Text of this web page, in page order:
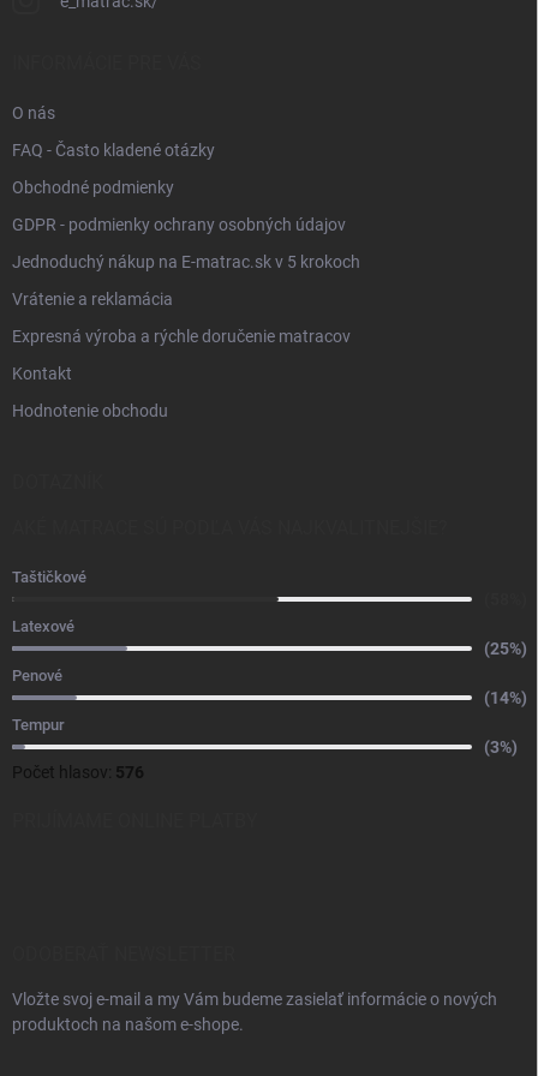
O nás
FAQ - Často kladené otázky
Obchodné podmienky
GDPR - podmienky ochrany osobných údajov
Jednoduchý nákup na E-matrac.sk v 5 krokoch
Vrátenie a reklamácia
Expresná výroba a rýchle doručenie matracov
Kontakt
Hodnotenie obchodu
Taštičkové
Latexové
(25%)
Penové
(14%)
Tempur
(3%)
Počet hlasov: 576
Vložte svoj e-mail a my Vám budeme zasielať informácie o nových
produktoch na našom e-shope.